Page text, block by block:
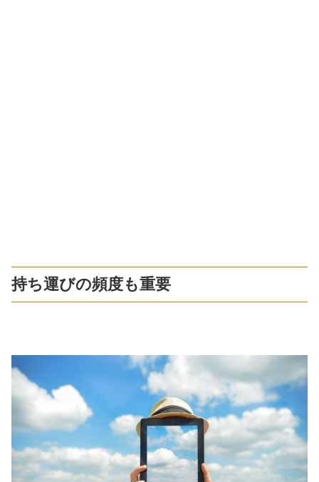
持ち運びの頻度も重要